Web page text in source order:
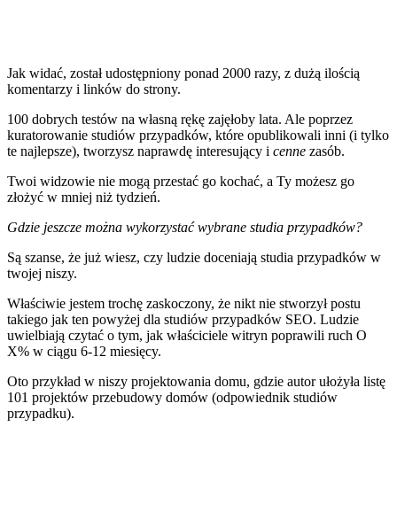
Jak widać, został udostępniony ponad 2000 razy, z dużą ilością
komentarzy i linków do strony.
100 dobrych testów na własną rękę zajęłoby lata. Ale poprzez
kuratorowanie studiów przypadków, które opublikowali inni (i tylko
te najlepsze), tworzysz naprawdę interesujący i cenne zasób.
Twoi widzowie nie mogą przestać go kochać, a Ty możesz go
złożyć w mniej niż tydzień.
Gdzie jeszcze można wykorzystać wybrane studia przypadków?
Są szanse, że już wiesz, czy ludzie doceniają studia przypadków w
twojej niszy.
Właściwie jestem trochę zaskoczony, że nikt nie stworzył postu
takiego jak ten powyżej dla studiów przypadków SEO. Ludzie
uwielbiają czytać o tym, jak właściciele witryn poprawili ruch O
X% w ciągu 6-12 miesięcy.
Oto przykład w niszy projektowania domu, gdzie autor ułożyła listę
101 projektów przebudowy domów (odpowiednik studiów
przypadku).